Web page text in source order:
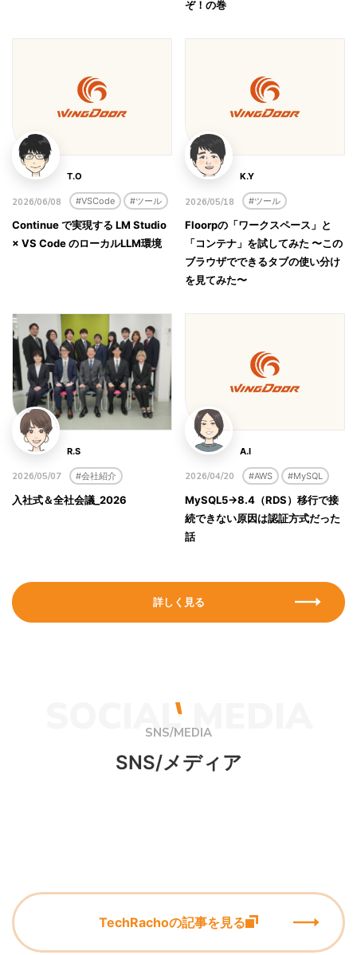
ぞ！の巻
T.O
2026/06/08 #VSCode #ツール
Continue で実現する LM Studio
× VS Code のローカルLLM環境
K.Y
2026/05/18 #ツール
Floorpの「ワークスペース」と
「コンテナ」を試してみた 〜この
ブラウザでできるタブの使い分け
を見てみた〜
R.S
2026/05/07 #会社紹介
入社式＆全社会議_2026
A.I
2026/04/20 #AWS #MySQL
MySQL5→8.4（RDS）移行で接
続できない原因は認証方式だった
話
詳しく見る
SOCIAL MEDIA
SNS/MEDIA
SNS/メディア
TechRachoの記事を見る